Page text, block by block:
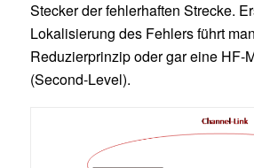
Stecker der fehlerhaften Strecke.
Lokalisierung des Fehlers führt
Reduzierprinzip oder gar eine HF-
(Second-Level).